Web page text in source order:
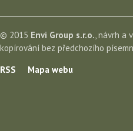
© 2015 Envi Group s.r.o., návrh a
kopírování bez předchozího
RSS
Mapa webu